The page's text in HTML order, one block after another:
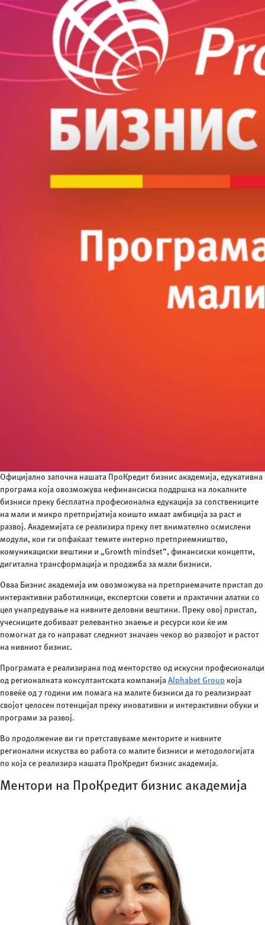
Официјално започна нашата ПроКредит бизнис академија, едукативна
програма која овозможува нефинансиска поддршка на локалните
бизниси преку бесплатна професионална едукација за сопствениците
на мали и микро претпријатија коишто имаат амбиција за раст и
развој. Академијата се реализира преку пет внимателно осмислени
модули, кои ги опфаќаат темите интерно претприемништво,
комуникациски вештини и „Growth mindset”, финансиски концепти,
дигитална трансформација и продажба за мали бизниси.
Оваа Бизнис академија им овозможува на претприемачите пристап до
интерактивни работилници, експертски совети и практични алатки со
цел унапредување на нивните деловни вештини. Преку овој пристап,
учесниците добиваат релевантно знаење и ресурси кои ќе им
помогнат да го направат следниот значаен чекор во развојот и растот
на нивниот бизнис.
Програмата е реализирана под менторство од искусни професионалци
од регионалната консултантската компанија Alphabet Group која
повеќе од 7 години им помага на малите бизниси да го реализираат
својот целосен потенцијал преку иновативни и интерактивни обуки и
програми за развој.
Во продолжение ви ги претставуваме менторите и нивните
регионални искуства во работа со малите бизниси и методологијата
по која се реализира нашата ПроКредит бизнис академија.
Ментори на ПроКредит бизнис академија